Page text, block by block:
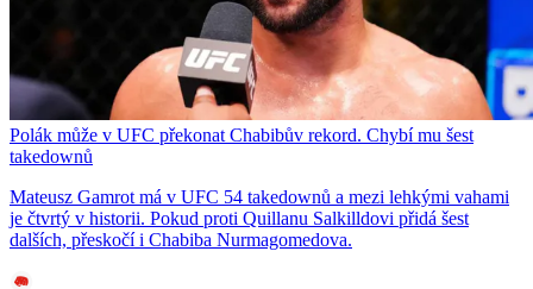
Polák může v UFC překonat Chabibův rekord. Chybí mu šest
takedownů
Mateusz Gamrot má v UFC 54 takedownů a mezi lehkými vahami
je čtvrtý v historii. Pokud proti Quillanu Salkilldovi přidá šest
dalších, přeskočí i Chabiba Nurmagomedova.